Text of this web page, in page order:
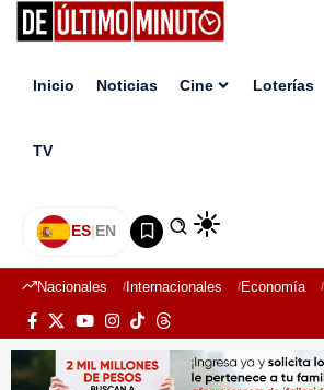
Inicio Noticias Cine Loterías
TV
ES|EN
Nacionales Internacionales Economía